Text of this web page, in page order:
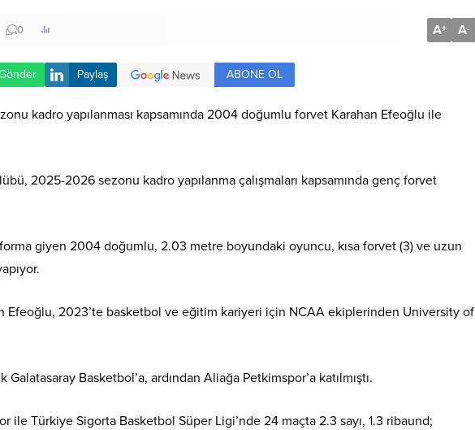
0 A+ A-
Paylaş ABONE OL
kadro yapılanması kapsamında 2004 doğumlu forvet Karahan Efeoğlu ile
2025-2026 sezonu kadro yapılanma çalışmaları kapsamında genç forvet
giyen 2004 doğumlu, 2.03 metre boyundaki oyuncu, kısa forvet (3) ve uzun
Efeoğlu, 2023’te basketbol ve eğitim kariyeri için NCAA ekiplerinden University of
Basketbol’a, ardından Aliağa Petkimspor’a katılmıştı.
ile Türkiye Sigorta Basketbol Süper Ligi’nde 24 maçta 2.3 sayı, 1.3 ribaund;